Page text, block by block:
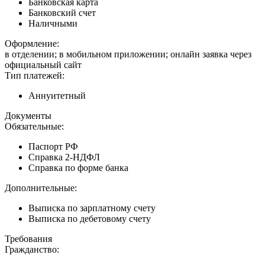
Банковский счет
Наличными
Оформление:
в отделении; в мобильном приложении; онлайн заявка через
официальный сайт
Тип платежей:
Аннуитетный
Документы
Обязательные:
Паспорт РФ
Справка 2-НДФЛ
Справка по форме банка
Дополнительные:
Выписка по зарплатному счету
Выписка по дебетовому счету
Требования
Гражданство: